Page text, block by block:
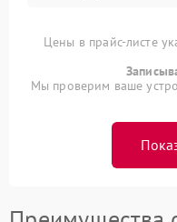
Цены в прайс-листе
Мы проверим ваше